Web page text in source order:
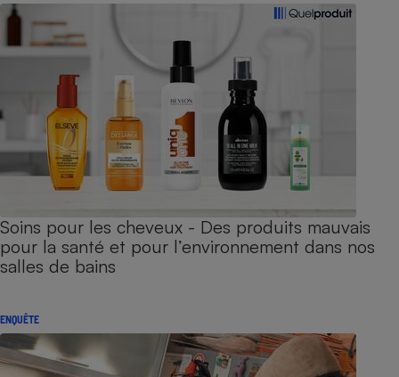
Soins pour les cheveux - Des produits mauvais
pour la santé et pour l’environnement dans nos
salles de bains
ENQUÊTE